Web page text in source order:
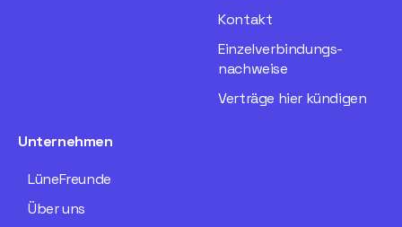
Kontakt
Einzelverbindungs­
nachweise
Verträge hier kündigen
Unternehmen
LüneFreunde
Über uns